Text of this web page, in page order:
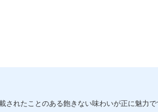
されたことのある飽きない味わいが正に魅力